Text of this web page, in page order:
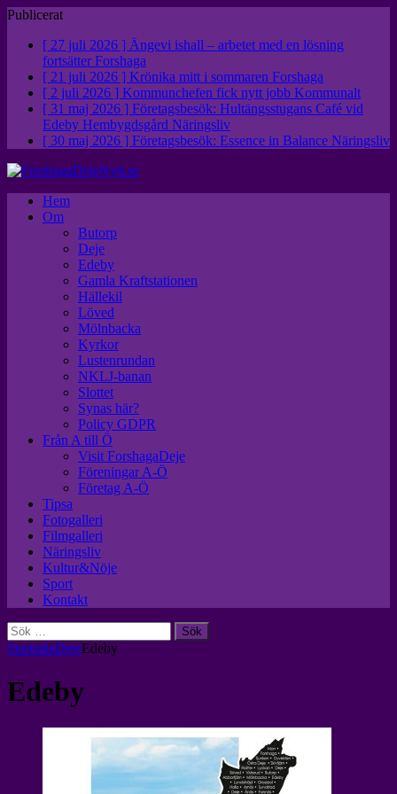
Publicerat
[ 27 juli 2026 ] Ängevi ishall – arbetet med en lösning
fortsätter Forshaga
[ 21 juli 2026 ] Krönika mitt i sommaren Forshaga
[ 2 juli 2026 ] Kommunchefen fick nytt jobb Kommunalt
[ 31 maj 2026 ] Företagsbesök: Hultängsstugans Café vid
Edeby Hembygdsgård Näringsliv
[ 30 maj 2026 ] Företagsbesök: Essence in Balance Näringsliv
Hem
Om
Butorp
Deje
Edeby
Gamla Kraftstationen
Hällekil
Löved
Mölnbacka
Kyrkor
Lustenrundan
NKLJ-banan
Slottet
Synas här?
Policy GDPR
Från A till Ö
Visit ForshagaDeje
Föreningar A-Ö
Företag A-Ö
Tipsa
Fotogalleri
Filmgalleri
Näringsliv
Kultur&Nöje
Sport
Kontakt
Sök
efter:
StartsidaDejeEdeby
Edeby